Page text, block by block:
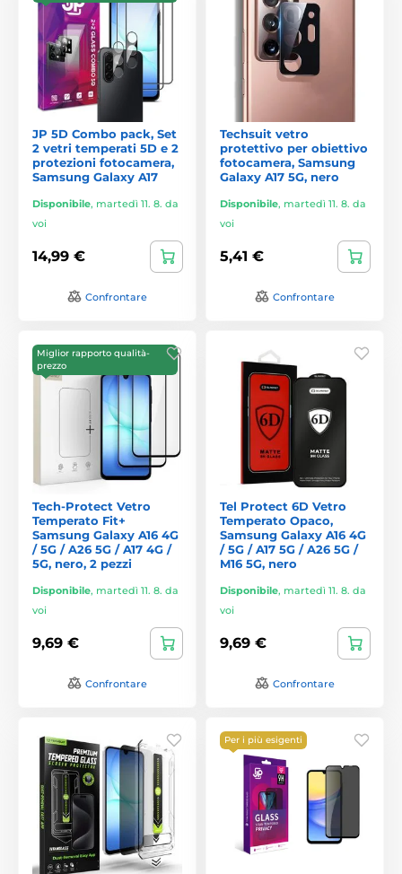
JP 5D Combo pack, Set
2 vetri temperati 5D e 2
protezioni fotocamera,
Samsung Galaxy A17
Disponibile, martedì 11. 8. da
voi
14,99 €
Confrontare
Techsuit vetro
protettivo per obiettivo
fotocamera, Samsung
Galaxy A17 5G, nero
Disponibile, martedì 11. 8. da
voi
5,41 €
Confrontare
Miglior rapporto qualità-
prezzo
Tech-Protect Vetro
Temperato Fit+
Samsung Galaxy A16 4G
/ 5G / A26 5G / A17 4G /
5G, nero, 2 pezzi
Disponibile, martedì 11. 8. da
voi
9,69 €
Confrontare
Tel Protect 6D Vetro
Temperato Opaco,
Samsung Galaxy A16 4G
/ 5G / A17 5G / A26 5G /
M16 5G, nero
Disponibile, martedì 11. 8. da
voi
9,69 €
Confrontare
Per i più esigenti